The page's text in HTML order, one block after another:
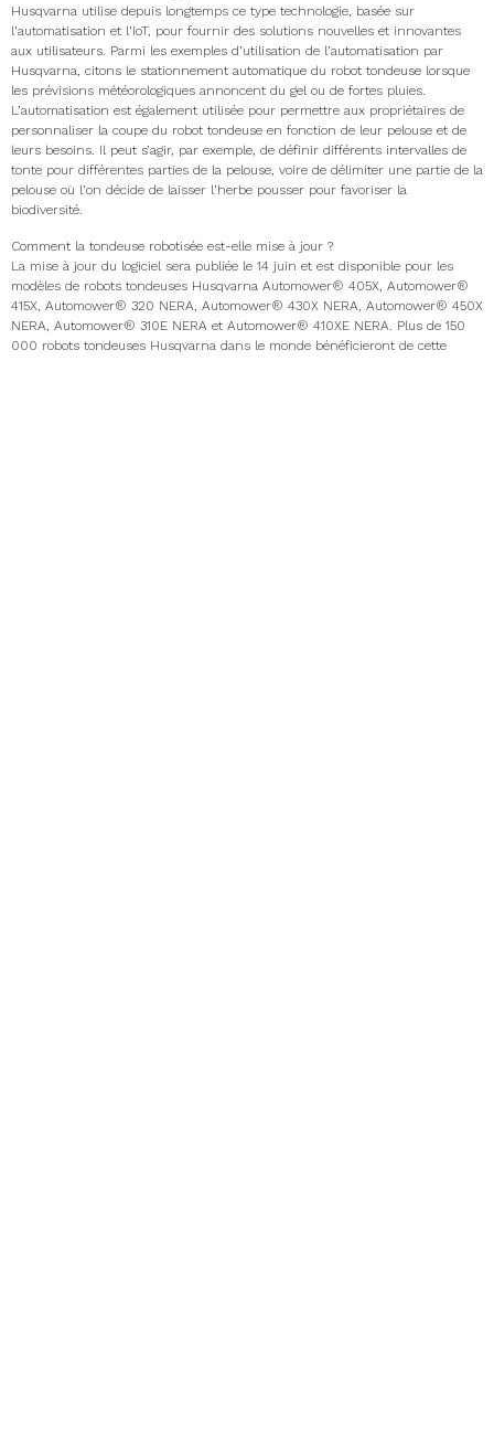
Husqvarna utilise depuis longtemps ce type technologie, basée sur
l’automatisation et l’IoT, pour fournir des solutions nouvelles et innovantes
aux utilisateurs. Parmi les exemples d’utilisation de l’automatisation par
Husqvarna, citons le stationnement automatique du robot tondeuse lorsque
les prévisions météorologiques annoncent du gel ou de fortes pluies.
L’automatisation est également utilisée pour permettre aux propriétaires de
personnaliser la coupe du robot tondeuse en fonction de leur pelouse et de
leurs besoins. Il peut s’agir, par exemple, de définir différents intervalles de
tonte pour différentes parties de la pelouse, voire de délimiter une partie de la
pelouse où l’on décide de laisser l’herbe pousser pour favoriser la
biodiversité. ​ ​
Comment la tondeuse robotisée est-elle mise à jour ? ​
La mise à jour du logiciel sera publiée le 14 juin et est disponible pour les
modèles de robots tondeuses Husqvarna Automower® 405X, Automower®
415X, Automower® 320 NERA, Automower® 430X NERA, Automower® 450X
NERA, Automower® 310E NERA et Automower® 410XE NERA. Plus de 150
000 robots tondeuses Husqvarna dans le monde bénéficieront de cette